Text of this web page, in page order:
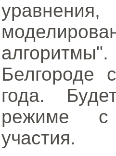
Белгороде
года.
режиме с
участия.